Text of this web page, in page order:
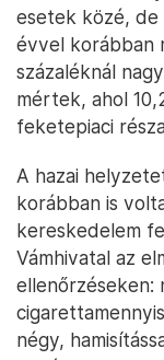
esetek közé, de
évvel korábban
százaléknál
mértek, ahol
feketepiaci
A hazai
korábban is
kereskedelem
Vámhivatal az
ellenőrzéseken:
négy,